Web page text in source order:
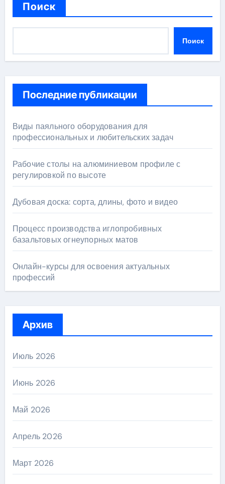
Поиск
Поиск
Последние публикации
Виды паяльного оборудования для
профессиональных и любительских задач
Рабочие столы на алюминиевом профиле с
регулировкой по высоте
Дубовая доска: сорта, длины, фото и видео
Процесс производства иглопробивных
базальтовых огнеупорных матов
Онлайн-курсы для освоения актуальных
профессий
Архив
Июль 2026
Июнь 2026
Май 2026
Апрель 2026
Март 2026